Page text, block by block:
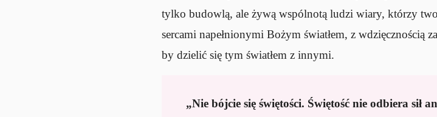
tylko budowlą, ale żywą wspólnotą ludzi wiary, którzy
sercami napełnionymi Bożym światłem, z wdzięcznością
by dzielić się tym światłem z innymi.
„Nie bójcie się świętości. Świętość nie odbiera sił